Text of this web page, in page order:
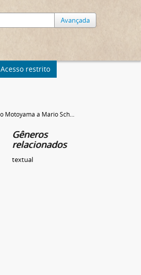
Avançada
Acesso restrito
Carta de Shozo Motoyama a Mario Schenberg
Gêneros
relacionados
textual